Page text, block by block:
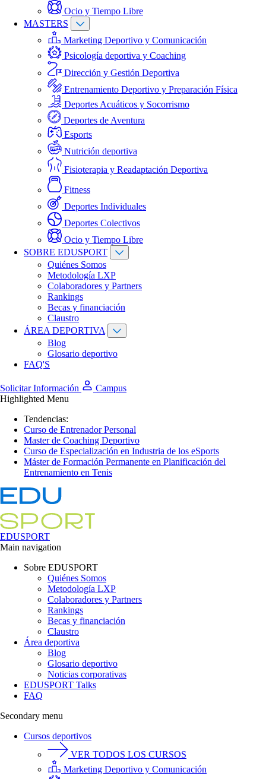
Ocio y Tiempo Libre
MASTERS
Marketing Deportivo y Comunicación
Psicología deportiva y Coaching
Dirección y Gestión Deportiva
Entrenamiento Deportivo y Preparación Física
Deportes Acuáticos y Socorrismo
Deportes de Aventura
Esports
Nutrición deportiva
Fisioterapia y Readaptación Deportiva
Fitness
Deportes Individuales
Deportes Colectivos
Ocio y Tiempo Libre
SOBRE EDUSPORT
Quiénes Somos
Metodología LXP
Colaboradores y Partners
Rankings
Becas y financiación
Claustro
ÁREA DEPORTIVA
Blog
Glosario deportivo
FAQ'S
Solicitar Información
Campus
Highlighted Menu
Tendencias:
Curso de Entrenador Personal
Master de Coaching Deportivo
Curso de Especialización en Industria de los eSports
Máster de Formación Permanente en Planificación del
Entrenamiento en Tenis
EDUSPORT
Main navigation
Sobre EDUSPORT
Quiénes Somos
Metodología LXP
Colaboradores y Partners
Rankings
Becas y financiación
Claustro
Área deportiva
Blog
Glosario deportivo
Noticias corporativas
EDUSPORT Talks
FAQ
Secondary menu
Cursos deportivos
VER TODOS LOS CURSOS
Marketing Deportivo y Comunicación